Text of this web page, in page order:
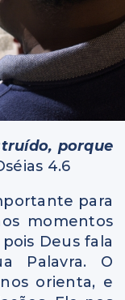
porque
4.6
para
momentos
Deus fala
Palavra. O
orienta, e